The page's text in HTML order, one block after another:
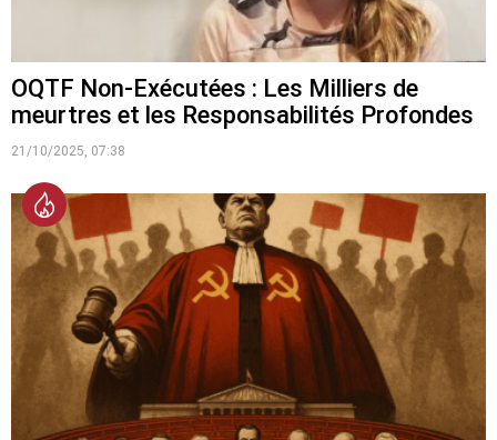
OQTF Non-Exécutées : Les Milliers de
meurtres et les Responsabilités Profondes
21/10/2025, 07:38